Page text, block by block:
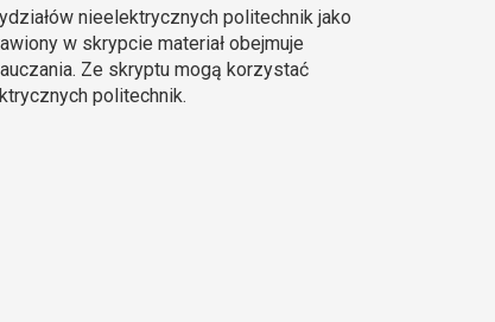
nieelektrycznych politechnik jako
w skrypcie materiał obejmuje
Ze skryptu mogą korzystać
politechnik.